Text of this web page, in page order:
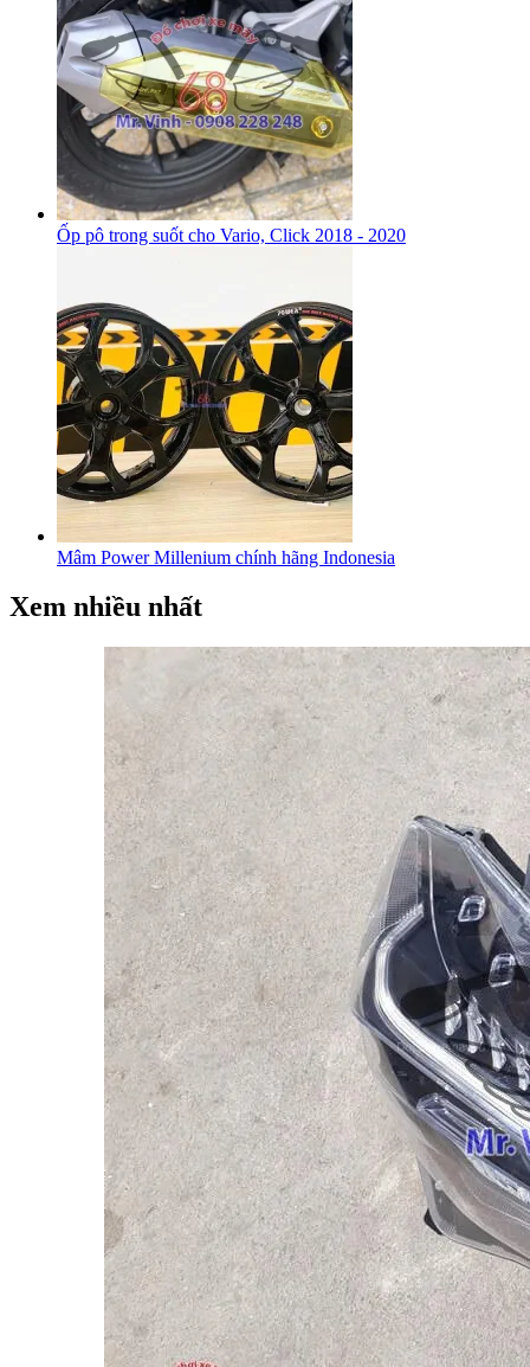
Ốp pô trong suốt cho Vario, Click 2018 - 2020
Mâm Power Millenium chính hãng Indonesia
Xem nhiều nhất